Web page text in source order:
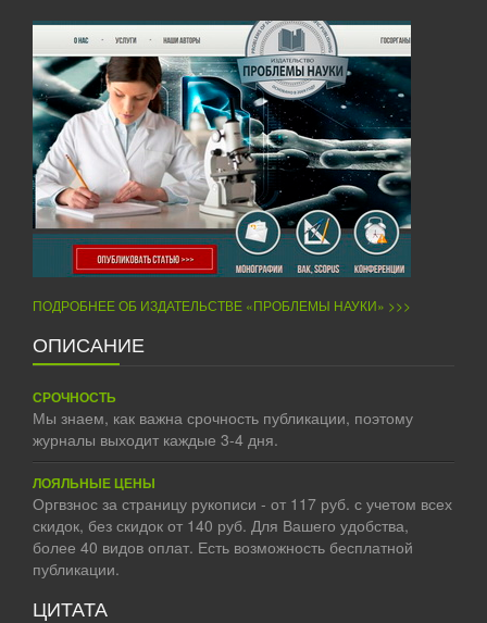
ПОДРОБНЕЕ ОБ ИЗДАТЕЛЬСТВЕ «ПРОБЛЕМЫ НАУКИ» >>>
ОПИСАНИЕ
СРОЧНОСТЬ
Мы знаем, как важна срочность публикации, поэтому
журналы выходит каждые 3-4 дня.
ЛОЯЛЬНЫЕ ЦЕНЫ
Оргвзнос за страницу рукописи - от 117 руб. с учетом всех
скидок, без скидок от 140 руб. Для Вашего удобства,
более 40 видов оплат. Есть возможность бесплатной
публикации.
ЦИТАТА